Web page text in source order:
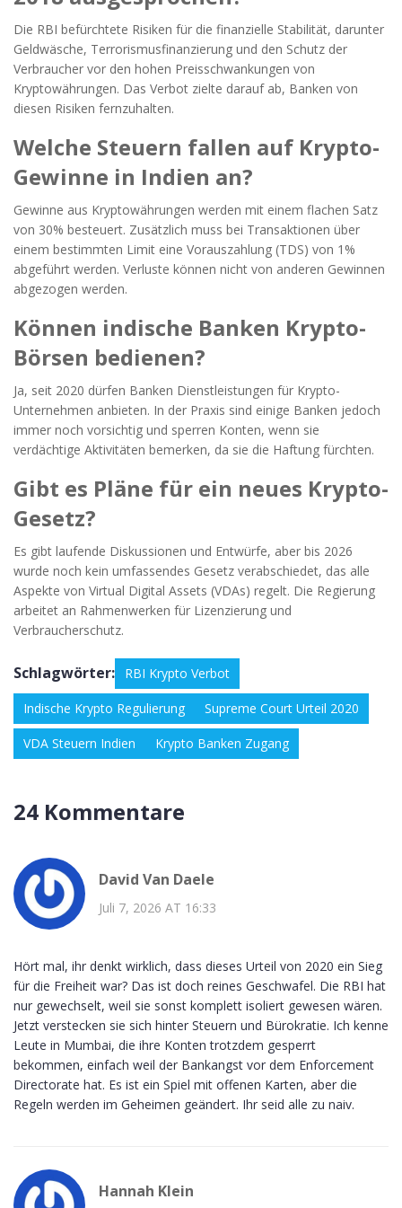
Die RBI befürchtete Risiken für die finanzielle Stabilität, darunter
Geldwäsche, Terrorismusfinanzierung und den Schutz der
Verbraucher vor den hohen Preisschwankungen von
Kryptowährungen. Das Verbot zielte darauf ab, Banken von
diesen Risiken fernzuhalten.
Welche Steuern fallen auf Krypto-
Gewinne in Indien an?
Gewinne aus Kryptowährungen werden mit einem flachen Satz
von 30% besteuert. Zusätzlich muss bei Transaktionen über
einem bestimmten Limit eine Vorauszahlung (TDS) von 1%
abgeführt werden. Verluste können nicht von anderen Gewinnen
abgezogen werden.
Können indische Banken Krypto-
Börsen bedienen?
Ja, seit 2020 dürfen Banken Dienstleistungen für Krypto-
Unternehmen anbieten. In der Praxis sind einige Banken jedoch
immer noch vorsichtig und sperren Konten, wenn sie
verdächtige Aktivitäten bemerken, da sie die Haftung fürchten.
Gibt es Pläne für ein neues Krypto-
Gesetz?
Es gibt laufende Diskussionen und Entwürfe, aber bis 2026
wurde noch kein umfassendes Gesetz verabschiedet, das alle
Aspekte von Virtual Digital Assets (VDAs) regelt. Die Regierung
arbeitet an Rahmenwerken für Lizenzierung und
Verbraucherschutz.
Schlagwörter: RBI Krypto Verbot
Indische Krypto Regulierung Supreme Court Urteil 2020
VDA Steuern Indien Krypto Banken Zugang
24 Kommentare
David Van Daele
Juli 7, 2026 AT 16:33
Hört mal, ihr denkt wirklich, dass dieses Urteil von 2020 ein Sieg
für die Freiheit war? Das ist doch reines Geschwafel. Die RBI hat
nur gewechselt, weil sie sonst komplett isoliert gewesen wären.
Jetzt verstecken sie sich hinter Steuern und Bürokratie. Ich kenne
Leute in Mumbai, die ihre Konten trotzdem gesperrt
bekommen, einfach weil der Bankangst vor dem Enforcement
Directorate hat. Es ist ein Spiel mit offenen Karten, aber die
Regeln werden im Geheimen geändert. Ihr seid alle zu naiv.
Hannah Klein